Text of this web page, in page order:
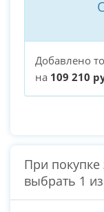
Добавлено
на 109 210
При покупке
выбрать 1